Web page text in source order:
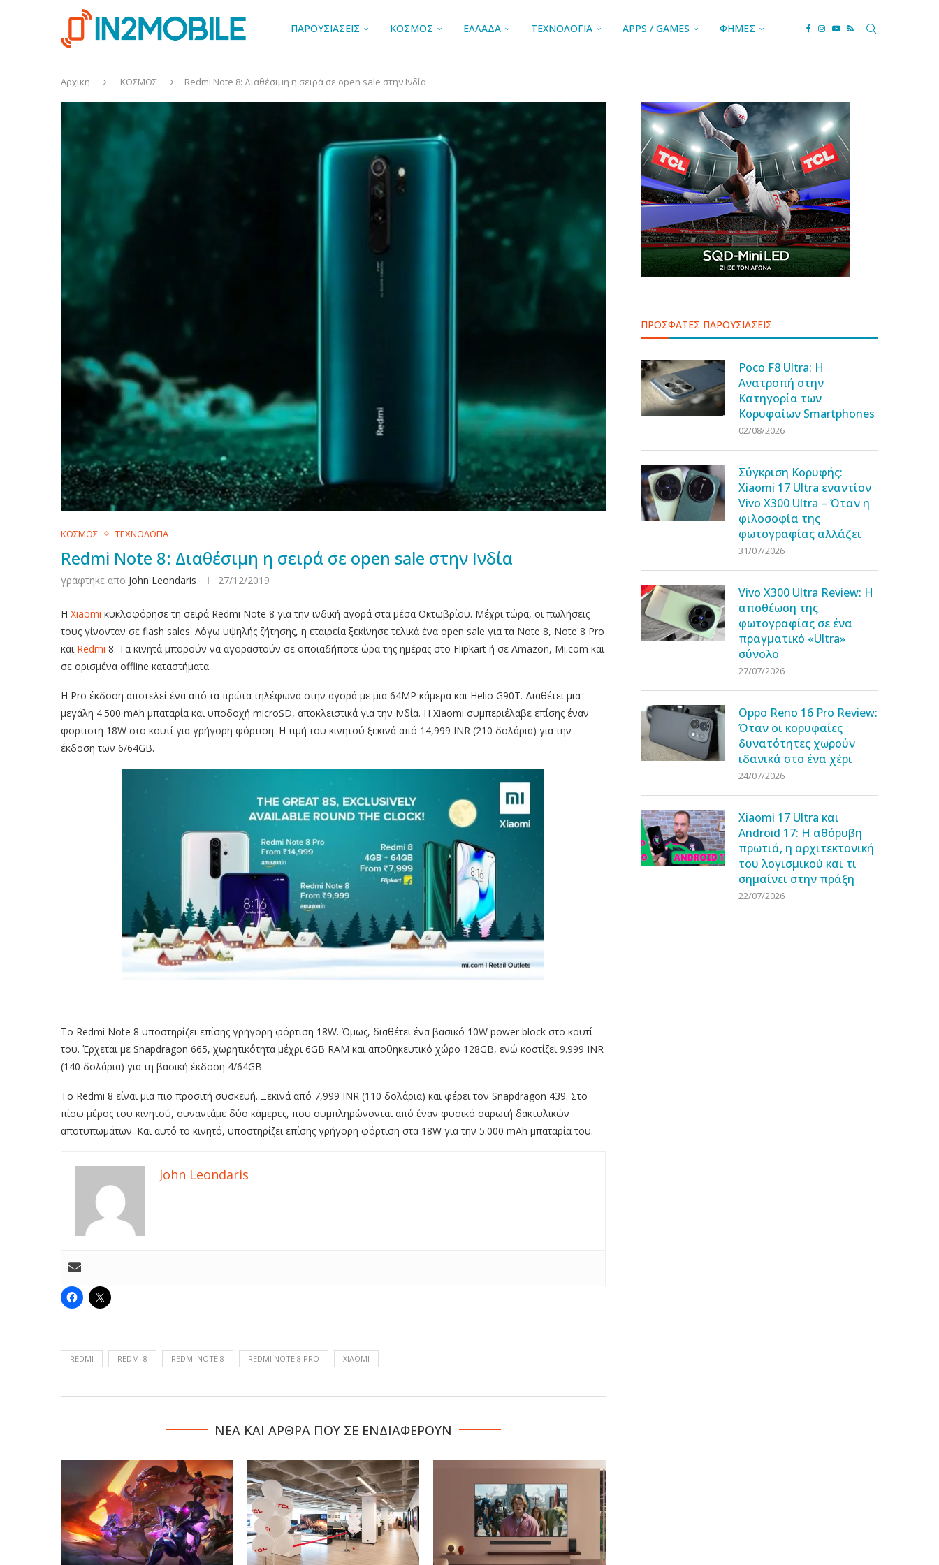
ΠΑΡΟΥΣΙΑΣΕΙΣ ΚΟΣΜΟΣ ΕΛΛΑΔΑ ΤΕΧΝΟΛΟΓΙΑ APPS / GAMES ΦΗΜΕΣ
Αρχικη ΚΟΣΜΟΣ Redmi Note 8: Διαθέσιμη η σειρά σε open sale στην Ινδία
ΚΟΣΜΟΣ ΤΕΧΝΟΛΟΓΙΑ
Redmi Note 8: Διαθέσιμη η σειρά σε open sale στην Ινδία
γράφτηκε απο John Leondaris 27/12/2019
Η Xiaomi κυκλοφόρησε τη σειρά Redmi Note 8 για την ινδική αγορά στα μέσα Οκτωβρίου. Μέχρι τώρα, οι πωλήσεις
τους γίνονταν σε flash sales. Λόγω υψηλής ζήτησης, η εταιρεία ξεκίνησε τελικά ένα open sale για τα Note 8, Note 8 Pro
και Redmi 8. Τα κινητά μπορούν να αγοραστούν σε οποιαδήποτε ώρα της ημέρας στο Flipkart ή σε Amazon, Mi.com και
σε ορισμένα offline καταστήματα.
H Pro έκδοση αποτελεί ένα από τα πρώτα τηλέφωνα στην αγορά με μια 64MP κάμερα και Helio G90T. Διαθέτει μια
μεγάλη 4.500 mAh μπαταρία και υποδοχή microSD, αποκλειστικά για την Ινδία. Η Xiaomi συμπεριέλαβε επίσης έναν
φορτιστή 18W στο κουτί για γρήγορη φόρτιση. Η τιμή του κινητού ξεκινά από 14,999 INR (210 δολάρια) για την
έκδοση των 6/64GB.
Το Redmi Note 8 υποστηρίζει επίσης γρήγορη φόρτιση 18W. Όμως, διαθέτει ένα βασικό 10W power block στο κουτί
του. Έρχεται με Snapdragon 665, χωρητικότητα μέχρι 6GB RAM και αποθηκευτικό χώρο 128GB, ενώ κοστίζει 9.999 INR
(140 δολάρια) για τη βασική έκδοση 4/64GB.
Το Redmi 8 είναι μια πιο προσιτή συσκευή. Ξεκινά από 7,999 INR (110 δολάρια) και φέρει τον Snapdragon 439. Στο
πίσω μέρος του κινητού, συναντάμε δύο κάμερες, που συμπληρώνονται από έναν φυσικό σαρωτή δακτυλικών
αποτυπωμάτων. Και αυτό το κινητό, υποστηρίζει επίσης γρήγορη φόρτιση στα 18W για την 5.000 mAh μπαταρία του.
John Leondaris
REDMI REDMI 8 REDMI NOTE 8 REDMI NOTE 8 PRO XIAOMI
NΕΑ ΚΑΙ ΑΡΘΡΑ ΠΟΥ ΣΕ ΕΝΔΙΑΦΕΡΟΥΝ
ΠΡΟΣΦΑΤΕΣ ΠΑΡΟΥΣΙΑΣΕΙΣ
Poco F8 Ultra: Η
Ανατροπή στην
Κατηγορία των
Κορυφαίων Smartphones
02/08/2026
Σύγκριση Κορυφής:
Xiaomi 17 Ultra εναντίον
Vivo X300 Ultra – Όταν η
φιλοσοφία της
φωτογραφίας αλλάζει
31/07/2026
Vivo X300 Ultra Review: Η
αποθέωση της
φωτογραφίας σε ένα
πραγματικό «Ultra»
σύνολο
27/07/2026
Oppo Reno 16 Pro Review:
Όταν οι κορυφαίες
δυνατότητες χωρούν
ιδανικά στο ένα χέρι
24/07/2026
Xiaomi 17 Ultra και
Android 17: Η αθόρυβη
πρωτιά, η αρχιτεκτονική
του λογισμικού και τι
σημαίνει στην πράξη
22/07/2026